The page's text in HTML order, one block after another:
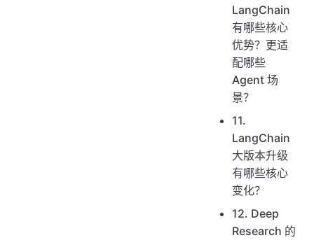
LangChain
有哪些核心
优势？更适
配哪些
Agent 场
景？
11.
LangChain
大版本升级
有哪些核心
变化？
12. Deep
Research 的